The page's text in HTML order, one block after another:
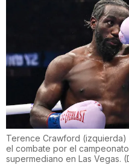
Terence Crawford
el combate por el
supermediano en Las Vegas. (